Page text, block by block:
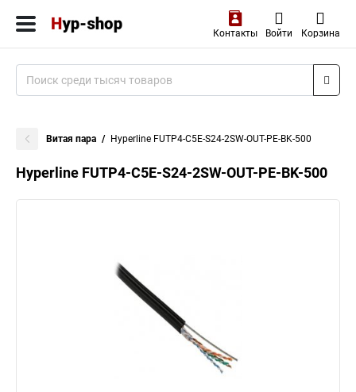
Контакты Войти Корзина
Витая пара Hyperline FUTP4-C5E-S24-2SW-OUT-PE-BK-500
Hyperline FUTP4-C5E-S24-2SW-OUT-PE-BK-500